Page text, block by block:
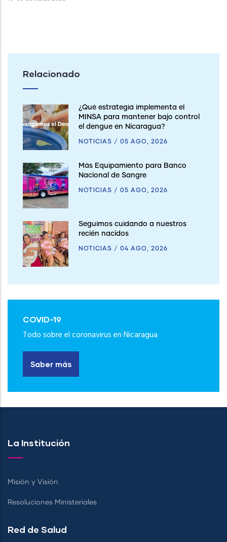
Relacionado
¿Qué estrategia implementa el
MINSA para mantener bajo control
el dengue en Nicaragua?
NOTICIAS / 05 AGO, 2026
Más Equipamiento para Banco
Nacional de Sangre
NOTICIAS / 05 AGO, 2026
Seguimos cuidando a nuestros
recién nacidos
NOTICIAS / 04 AGO, 2026
COVID-19
Todo sobre el coronavirus en Nicaragua
Saber más
La Institución
Misión y Visión
Resoluciones Ministeriales
Red de Salud